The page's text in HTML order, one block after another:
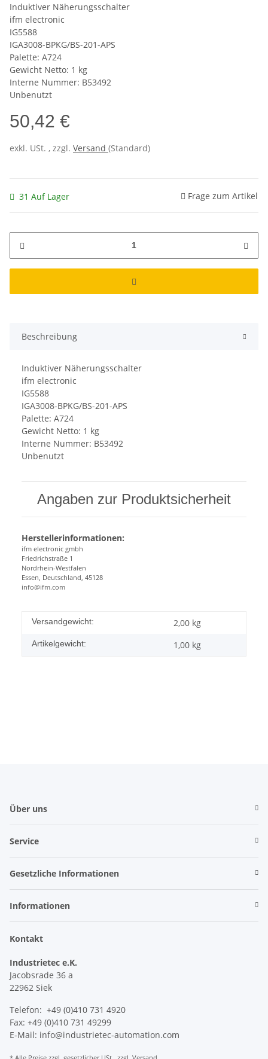
Induktiver Näherungsschalter
ifm electronic
IG5588
IGA3008-BPKG/BS-201-APS
Palette: A724
Gewicht Netto: 1 kg
Interne Nummer: B53492
Unbenutzt
50,42 €
exkl. USt. , zzgl. Versand (Standard)
31 Auf Lager Frage zum Artikel
Beschreibung
Induktiver Näherungsschalter
ifm electronic
IG5588
IGA3008-BPKG/BS-201-APS
Palette: A724
Gewicht Netto: 1 kg
Interne Nummer: B53492
Unbenutzt
Angaben zur Produktsicherheit
Herstellerinformationen:
ifm electronic gmbh
Friedrichstraße 1
Nordrhein-Westfalen
Essen, Deutschland, 45128
info@ifm.com
Versandgewicht: 2,00 kg
Artikelgewicht: 1,00 kg
Über uns
Service
Gesetzliche Informationen
Informationen
Kontakt
Industrietec e.K.
Jacobsrade 36 a
22962 Siek
Telefon: +49 (0)410 731 4920
Fax: +49 (0)410 731 49299
E-Mail: info@industrietec-automation.com